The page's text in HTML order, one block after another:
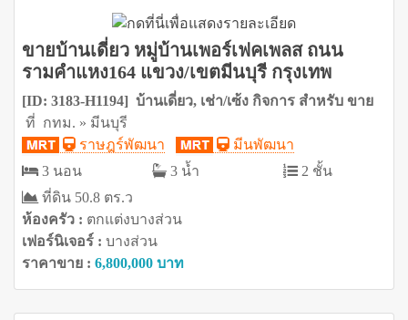
ขายบ้านเดี่ยว หมู่บ้านเพอร์เฟคเพลส ถนน
รามคำแหง164 แขวง/เขตมีนบุรี กรุงเทพ
[ID: 3183-H1194] บ้านเดี่ยว, เช่า/เซ้ง กิจการ สำหรับ ขาย
ที่ กทม. » มีนบุรี
ราษฎร์พัฒนา
มีนพัฒนา
3 นอน
3 น้ำ
2 ชั้น
ที่ดิน 50.8 ตร.ว
ห้องครัว : ตกแต่งบางส่วน
เฟอร์นิเจอร์ : บางส่วน
ราคาขาย : 6,800,000 บาท